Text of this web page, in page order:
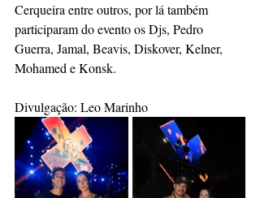
Cerqueira entre outros, por lá também
participaram do evento os Djs, Pedro
Guerra, Jamal, Beavis, Diskover, Kelner,
Mohamed e Konsk.
Divulgação: Leo Marinho